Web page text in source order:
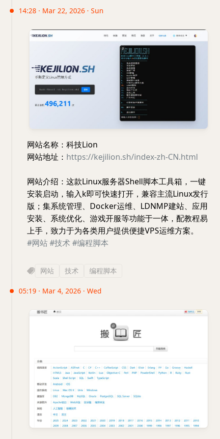
14:28 · Mar 22, 2026 · Sun
网站名称：科技Lion
网站地址： https://kejilion.sh/index-zh-CN.html
网站介绍：这款Linux服务器Shell脚本工具箱，一键
安装启动，输入k即可快速打开，兼容主流Linux发行
版；集系统管理、Docker运维、LDNMP建站、应用
安装、系统优化、游戏开服等功能于一体，配教程易
上手，致力于为各类用户提供便捷VPS运维方案。
#网站#技术#编程脚本
网站 技术 编程脚本
05:19 · Mar 4, 2026 · Wed